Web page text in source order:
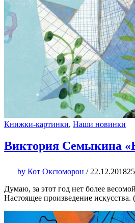
Книжки-картинки, Наши новинки
Виктория Семыкина
by Кот Оксюморон / 22.12.2018
Думаю, за этот год нет более
Настоящее произведение